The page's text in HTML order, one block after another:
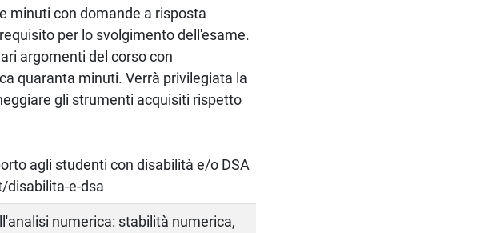
minuti con domande a risposta
per lo svolgimento dell'esame.
argomenti del corso con
quaranta minuti. Verrà privilegiata la
gli strumenti acquisiti rispetto
agli studenti con disabilità e/o DSA
disabilita-e-dsa
numerica: stabilità numerica,